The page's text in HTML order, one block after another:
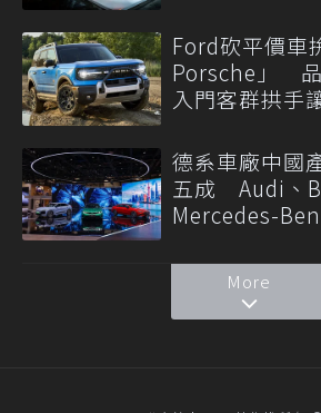
Ford砍平價車
Porsche」
入門客群拱手
德系車廠中國
五成 Audi、
Mercedes-
More